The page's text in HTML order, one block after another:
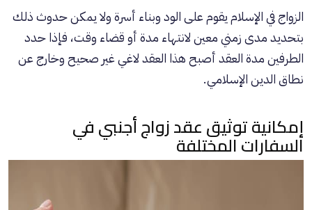
الزواج في الإسلام يقوم على الود وبناء أسرة ولا يمكن حدوث ذلك
بتحديد مدى زمني معين لانتهاء مدة أو قضاء وقت، فإذا حدد
الطرفين مدة العقد أصبح هذا العقد لاغي غير صحيح وخارج عن
نطاق الدين الإسلامي.
إمكانية توثيق عقد زواج أجنبي في
السفارات المختلفة